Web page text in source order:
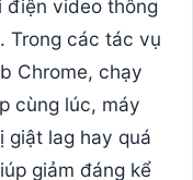
điện video thông
Trong các tác vụ
Chrome, chạy
cùng lúc, máy
giật lag hay quá
giảm đáng kể